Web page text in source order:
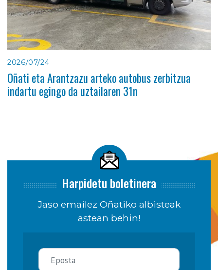
2026/07/24
Oñati eta Arantzazu arteko autobus zerbitzua
indartu egingo da uztailaren 31n
Harpidetu boletinera
Jaso emailez Oñatiko albisteak
astean behin!